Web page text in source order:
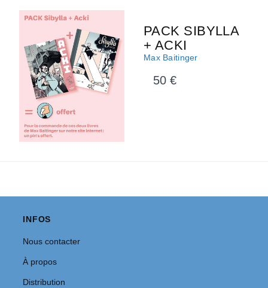
PACK SIBYLLA
+ ACKI
Max Baitinger
50 €
INFOS
Nous contacter
À propos
Distribution